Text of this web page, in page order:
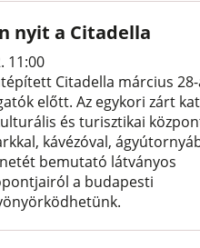
nyit a Citadella
11:00
Citadella március
előtt. Az egykori zárt
és turisztikai
kávézóval,
bemutató látványos
a budapesti